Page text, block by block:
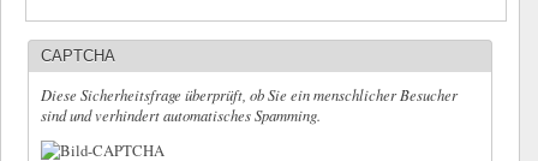
CAPTCHA
Diese Sicherheitsfrage überprüft, ob Sie ein menschlicher Besucher
sind und verhindert automatisches Spamming.